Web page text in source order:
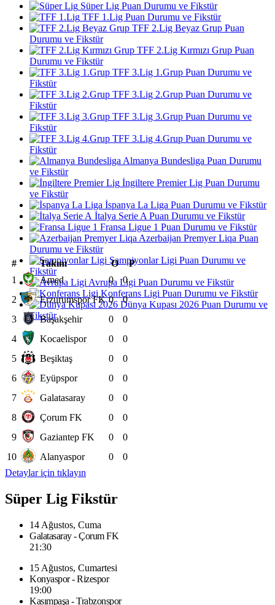
Süper Lig Puan Durumu ve Fikstür
TFF 1.Lig Puan Durumu ve Fikstür
TFF 2.Lig Beyaz Grup Puan
Durumu ve Fikstür
TFF 2.Lig Kırmızı Grup Puan
Durumu ve Fikstür
TFF 3.Lig 1.Grup Puan Durumu ve
Fikstür
TFF 3.Lig 2.Grup Puan Durumu ve
Fikstür
TFF 3.Lig 3.Grup Puan Durumu ve
Fikstür
TFF 3.Lig 4.Grup Puan Durumu ve
Fikstür
Almanya Bundesliga Puan Durumu
ve Fikstür
İngiltere Premier Lig Puan Durumu
ve Fikstür
İspanya La Liga Puan Durumu ve Fikstür
İtalya Serie A Puan Durumu ve Fikstür
Fransa Ligue 1 Puan Durumu ve Fikstür
Azerbaijan Premyer Liqa Puan
Durumu ve Fikstür
Şampiyonlar Ligi Puan Durumu ve
Fikstür
Avrupa Ligi Puan Durumu ve Fikstür
Konferans Ligi Puan Durumu ve Fikstür
Dünya Kupası 2026 Puan Durumu ve
Fikstür
# Takım O
P
1
Amed 0
0
2
Erzurumspor FK 0
0
3
Başakşehir 0
0
4
Kocaelispor 0
0
5
Beşiktaş 0
0
6
Eyüpspor 0
0
7
Galatasaray 0
0
8
Çorum FK 0
0
9
Gaziantep FK 0
0
10
Alanyaspor 0
0
Detaylar için tıklayın
Süper Lig Fikstür
14 Ağustos, Cuma
Galatasaray - Çorum FK
21:30
15 Ağustos, Cumartesi
Konyaspor - Rizespor
19:00
Kasımpaşa - Trabzonspor